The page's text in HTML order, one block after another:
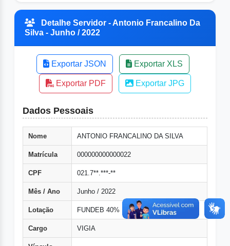
Detalhe Servidor - Antonio Francalino Da
Silva - Junho / 2022
Exportar JSON Exportar XLS
Exportar PDF Exportar JPG
Dados Pessoais
Nome ANTONIO FRANCALINO DA SILVA
Matrícula 000000000000022
CPF 021.7**.***-**
Mês / Ano Junho / 2022
Lotação FUNDEB 40%
Cargo VIGIA